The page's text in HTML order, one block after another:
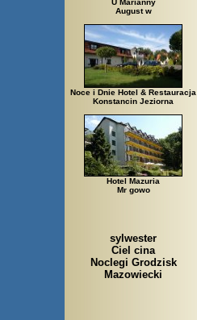
U Marianny
August w
Noce i Dnie Hotel & Restauracja
Konstancin Jeziorna
Hotel Mazuria
Mr gowo
sylwester
Ciel cina
Noclegi Grodzisk
Mazowiecki